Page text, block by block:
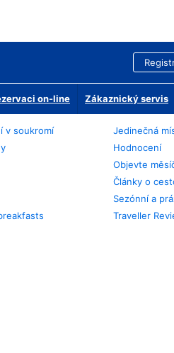
on-line Zákaznický servis
v soukromí
Jedinečná
Hodnocení
Objevte
Články o
Sezónní a
Traveller